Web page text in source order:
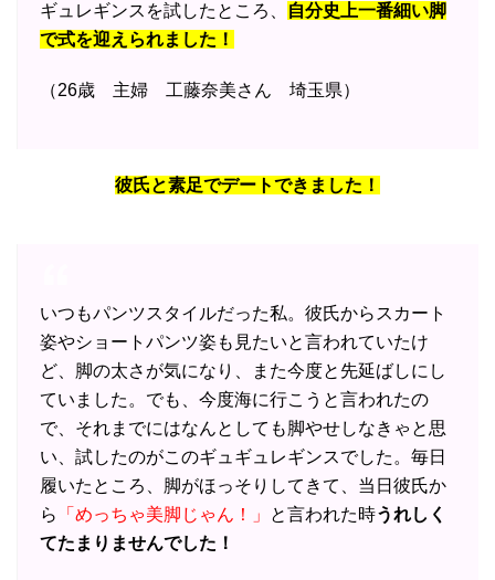
ギュレギンスを試したところ、
自分史上一番細い脚
で式を迎えられました！
（26歳 主婦 工藤奈美さん 埼玉県）
彼氏と素足でデートできました！
いつもパンツスタイルだった私。彼氏からスカート
姿やショートパンツ姿も見たいと言われていたけ
ど、脚の太さが気になり、また今度と先延ばしにし
ていました。でも、今度海に行こうと言われたの
で、それまでにはなんとしても脚やせしなきゃと思
い、試したのがこのギュギュレギンスでした。毎日
履いたところ、脚がほっそりしてきて、当日彼氏か
ら
「めっちゃ美脚じゃん！」 と言われた時うれしく
てたまりませんでした！